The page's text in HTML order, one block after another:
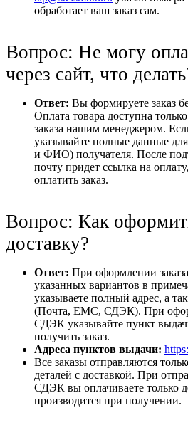
обработает ваш заказ сам.
Вопрос: Не могу
через сайт, что
Ответ: Вы формируете заказ
Оплата товара доступна
заказа нашим менеджером.
указывайте полные данные
и ФИО) получателя. После
почту придет ссылка на
оплатить заказ.
Вопрос: Как
доставку?
Ответ: При оформлении
указанных вариантов в
указываете полный адрес, а
(Почта, ЕМС, СДЭК). При
СДЭК указывайте пункт
получить заказ.
Адреса пунктов выдачи:
Все заказы отправляются
деталей с доставкой. При
СДЭК вы оплачиваете только
производится при получении.